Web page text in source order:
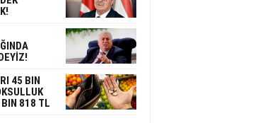
45 BIN
818 TL